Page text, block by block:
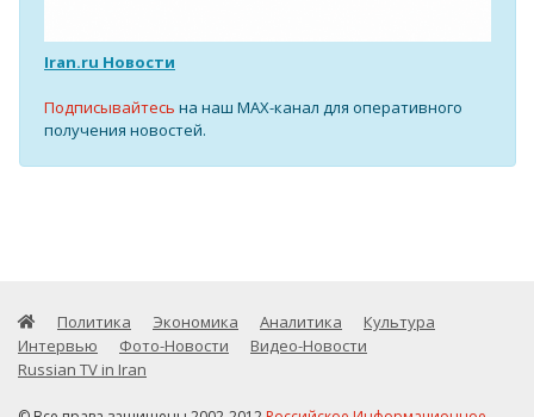
Iran.ru Новости
Подписывайтесь на наш MAX-канал для оперативного
получения новостей.
Политика Экономика Аналитика
Культура
Интервью
Фото-Новости
Видео-Новости
Russian TV in Iran